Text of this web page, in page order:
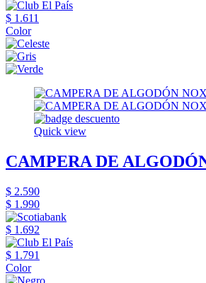
$ 1.611
Color
Quick view
CAMPERA DE
$ 2.590
$ 1.990
$ 1.692
$ 1.791
Color